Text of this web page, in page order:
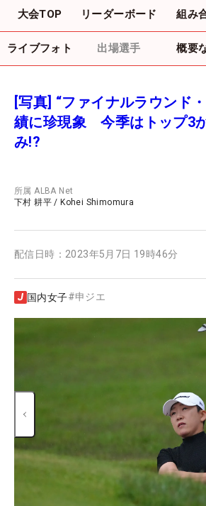
大会TOP リーダーボード 組み
ライブフォト 出場選手 概要
[写真] “ファイナルラウンド
績に珍現象 今季はトップ3
み!?
所属ALBA Net
下村 耕平 / Kohei Shimomura
配信日時： 2023年5月7日 19時46分
国内女子#申ジエ